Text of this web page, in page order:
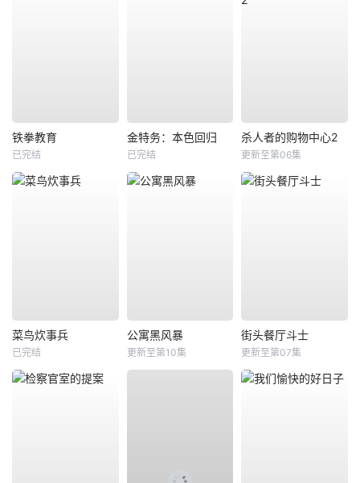
铁拳教育
已完结
金特务：本色回归
已完结
杀人者的购物中心2
更新至第06集
菜鸟炊事兵
已完结
公寓黑风暴
更新至第10集
街头餐厅斗士
更新至第07集